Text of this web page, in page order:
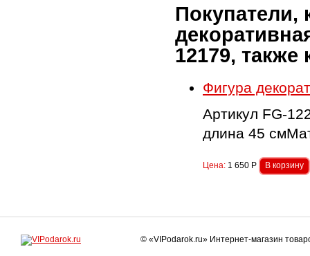
Покупатели,
12179, также
Фигура
Артикул FG-
длина 45
Цена: 1 650 Р
© «VIPodarok.ru» Интернет-магазин